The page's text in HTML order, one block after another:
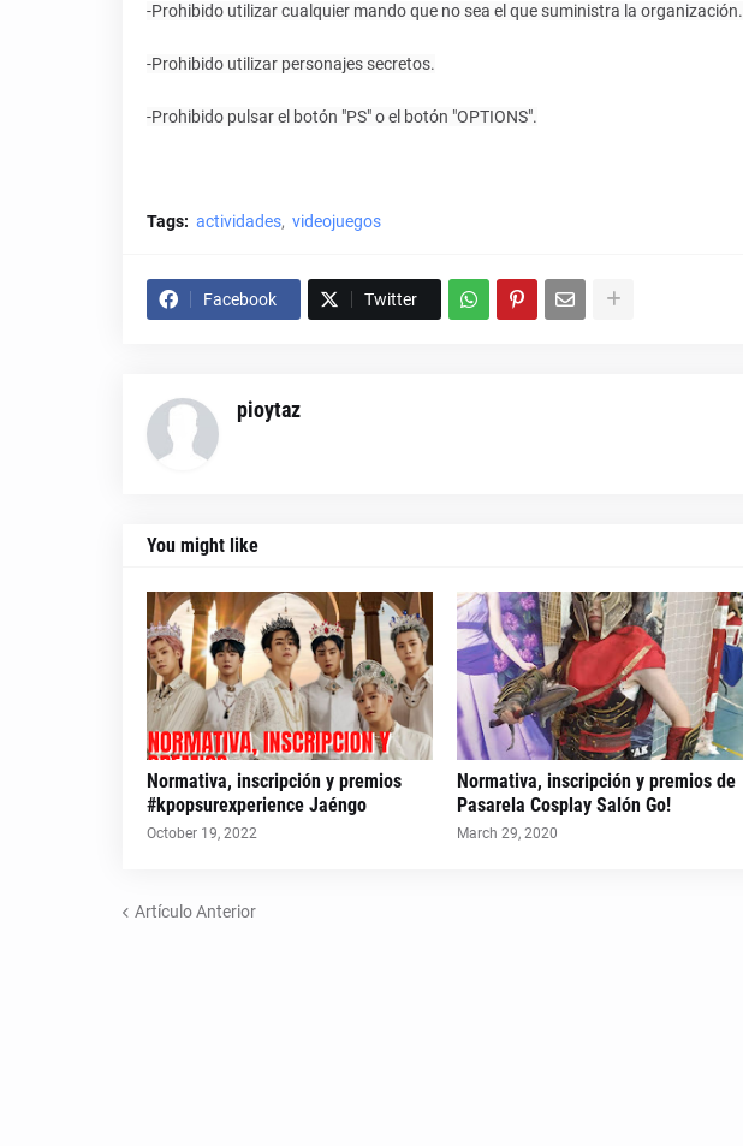
-Prohibido utilizar cualquier mando que no sea el que suministra la organización.
-Prohibido utilizar personajes secretos.
-Prohibido pulsar el botón "PS" o el botón "OPTIONS".
Tags: actividades videojuegos
Facebook Twitter
pioytaz
You might like
Normativa, inscripción y premios
#kpopsurexperience Jaéngo
October 19, 2022
Normativa, inscripción y premios de
Pasarela Cosplay Salón Go!
March 29, 2020
Artículo Anterior